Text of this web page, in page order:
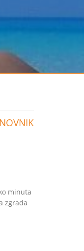
minuta
zgrada